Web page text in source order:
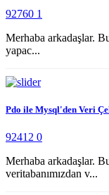
92760 1
Merhaba arkadaşlar.
yapac...
Pdo ile Mysql'den Veri
92412 0
Merhaba arkadaşlar.
veritabanımızdan v...